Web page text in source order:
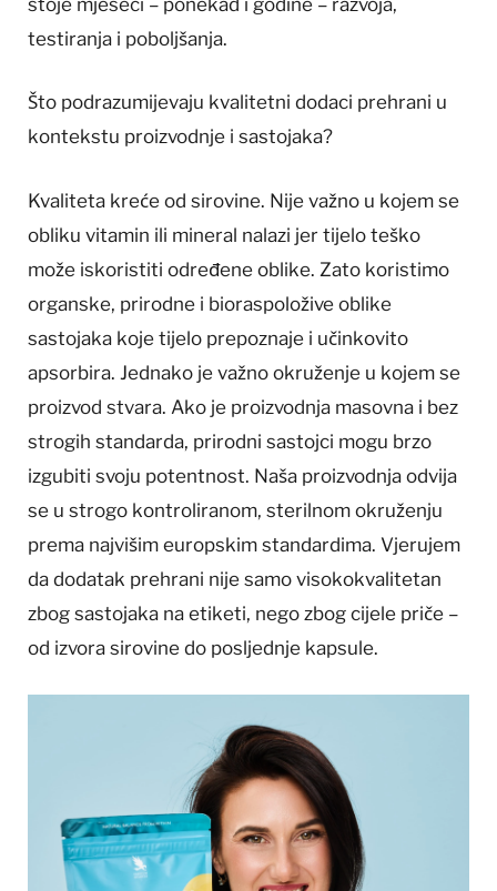
stoje mjeseci – ponekad i godine – razvoja,
testiranja i poboljšanja.
Što podrazumijevaju kvalitetni dodaci prehrani u
kontekstu proizvodnje i sastojaka?
Kvaliteta kreće od sirovine. Nije važno u kojem se
obliku vitamin ili mineral nalazi jer tijelo teško
može iskoristiti određene oblike. Zato koristimo
organske, prirodne i bioraspoložive oblike
sastojaka koje tijelo prepoznaje i učinkovito
apsorbira. Jednako je važno okruženje u kojem se
proizvod stvara. Ako je proizvodnja masovna i bez
strogih standarda, prirodni sastojci mogu brzo
izgubiti svoju potentnost. Naša proizvodnja odvija
se u strogo kontroliranom, sterilnom okruženju
prema najvišim europskim standardima. Vjerujem
da dodatak prehrani nije samo visokokvalitetan
zbog sastojaka na etiketi, nego zbog cijele priče –
od izvora sirovine do posljednje kapsule.